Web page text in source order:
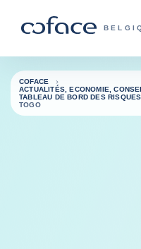
Retour à la page d'accueil
COFACE
ACTUALITÉS, ECONOMIE,
TABLEAU DE BORD DES
TOGO